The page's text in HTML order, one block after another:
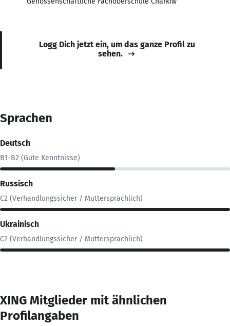
Logg Dich jetzt ein, um das ganze Profil zu
sehen.
Sprachen
Deutsch
B1-B2 (Gute Kenntnisse)
Russisch
C2 (Verhandlungssicher / Muttersprachlich)
Ukrainisch
C2 (Verhandlungssicher / Muttersprachlich)
XING Mitglieder mit ähnlichen
Profilangaben